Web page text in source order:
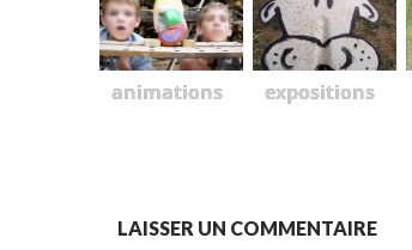
animations expositions
LAISSER UN COMMENTAIRE